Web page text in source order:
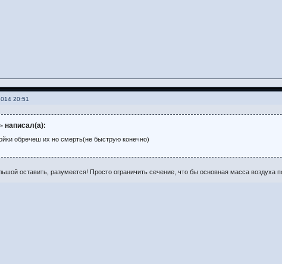
20:51
написал(а):
обречеш их но смерть(не быструю конечно)
оставить, разумеется! Просто ограничить сечение, что бы основная масса воздуха